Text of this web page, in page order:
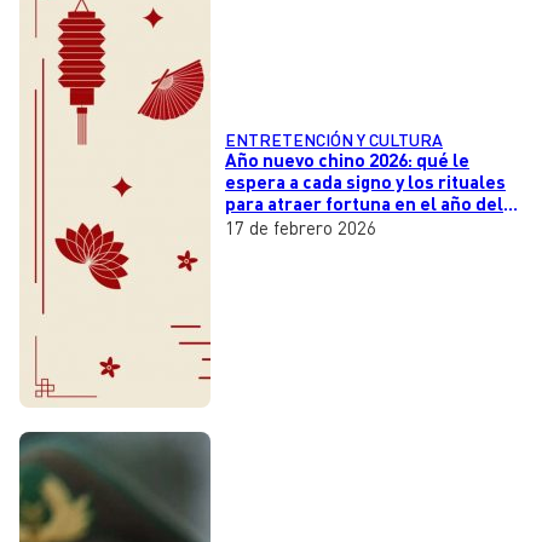
ENTRETENCIÓN Y CULTURA
Año nuevo chino 2026: qué le
espera a cada signo y los rituales
para atraer fortuna en el año del
Caballo de Fuego
17 de febrero 2026